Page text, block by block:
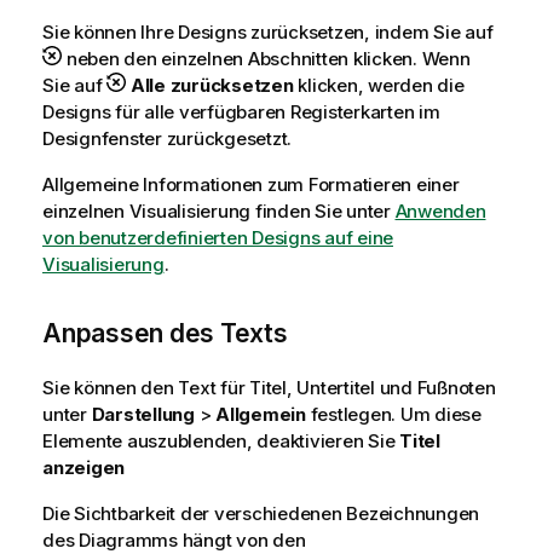
Sie können Ihre Designs zurücksetzen, indem Sie auf
neben den einzelnen Abschnitten klicken. Wenn
Sie auf
Alle zurücksetzenklicken, werden die
Designs für alle verfügbaren Registerkarten im
Designfenster zurückgesetzt.
Allgemeine Informationen zum Formatieren einer
einzelnen Visualisierung finden Sie unter Anwenden
von benutzerdefinierten Designs auf eine
Visualisierung.
Anpassen des Texts
Sie können den Text für Titel, Untertitel und Fußnoten
unter Darstellung > Allgemeinfestlegen. Um diese
Elemente auszublenden, deaktivieren Sie Titel
anzeigen
Die Sichtbarkeit der verschiedenen Bezeichnungen
des Diagramms hängt von den